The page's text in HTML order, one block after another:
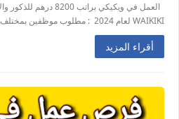
WAIKIKI لعام 2024 : مطلوب موظفين بمختلف محلات LC WAIKIKI بالمغرب بر...
أقراء المزيد